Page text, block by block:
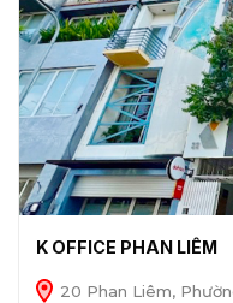
K OFFICE PHAN LIÊM
20 Phan Liêm,